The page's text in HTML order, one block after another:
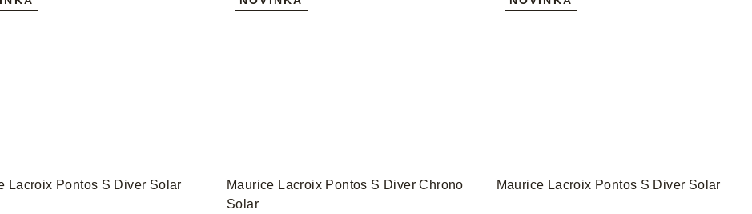
Lacroix Pontos S Diver Solar
Maurice Lacroix Pontos S Diver Chrono
Solar
Maurice Lacroix Pontos S Diver Solar